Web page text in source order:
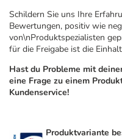
Schildern Sie uns Ihre
Bewertungen, positiv wie
von\nProduktspezialisten
für die Freigabe ist die
Hast du Probleme mit
eine Frage zu einem
Kundenservice!
Produktvariante